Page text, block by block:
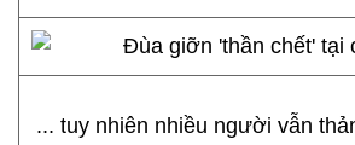
... tuy nhiên nhiều người vẫn